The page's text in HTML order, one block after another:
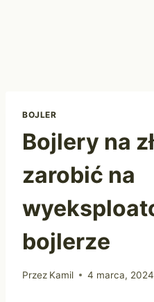
BOJLER
Bojlery na
zarobić na
bojlerze
Przez Kamil 4 marca, 2024